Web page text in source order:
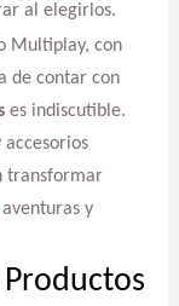
al elegirlos.
Multiplay, con
de contar con
es indiscutible.
transformar
y